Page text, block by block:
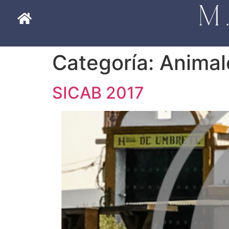
Categoría:
SICAB 2017